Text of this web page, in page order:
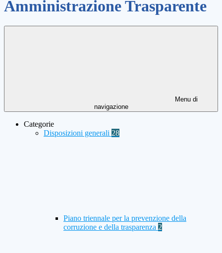
Amministrazione Trasparente
Menu di
navigazione
Categorie
Disposizioni generali 28
Piano triennale per la prevenzione della
corruzione e della trasparenza 2